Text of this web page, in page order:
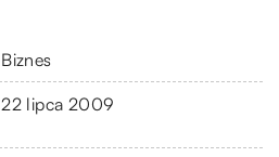
Biznes
22 lipca 2009